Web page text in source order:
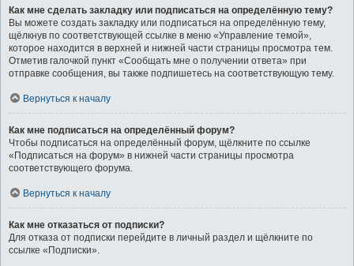
Как мне сделать закладку или подписаться на определённую тему?
Вы можете создать закладку или подписаться на определённую тему,
щёлкнув по соответствующей ссылке в меню «Управление темой»,
которое находится в верхней и нижней части страницы просмотра тем.
Отметив галочкой пункт «Сообщать мне о получении ответа» при
отправке сообщения, вы также подпишетесь на соответствующую тему.
Вернуться к началу
Как мне подписаться на определённый форум?
Чтобы подписаться на определённый форум, щёлкните по ссылке
«Подписаться на форум» в нижней части страницы просмотра
соответствующего форума.
Вернуться к началу
Как мне отказаться от подписки?
Для отказа от подписки перейдите в личный раздел и щёлкните по
ссылке «Подписки».